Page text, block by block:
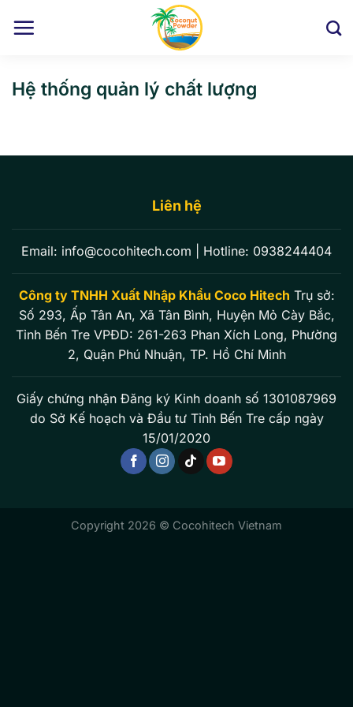
Hệ thống quản lý chất lượng
Liên hệ
Email: info@cocohitech.com | Hotline: 0938244404
Công ty TNHH Xuất Nhập Khẩu Coco Hitech Trụ sở:
Số 293, Ấp Tân An, Xã Tân Bình, Huyện Mỏ Cày Bắc,
Tỉnh Bến Tre VPĐD: 261-263 Phan Xích Long, Phường
2, Quận Phú Nhuận, TP. Hồ Chí Minh
Giấy chứng nhận Đăng ký Kinh doanh số 1301087969
do Sở Kế hoạch và Đầu tư Tỉnh Bến Tre cấp ngày
15/01/2020
Copyright 2026 © Cocohitech Vietnam